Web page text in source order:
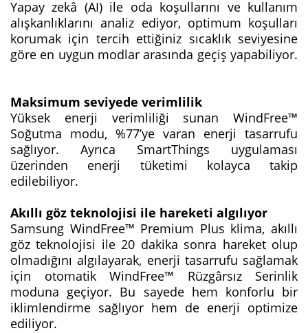
Yapay zekâ (AI) ile oda koşullarını ve kullanım
alışkanlıklarını analiz ediyor, optimum koşulları
korumak için tercih ettiğiniz sıcaklık seviyesine
göre en uygun modlar arasında geçiş yapabiliyor.
Maksimum seviyede verimlilik
Yüksek enerji verimliliği sunan WindFree™
Soğutma modu, %77’ye varan enerji tasarrufu
sağlıyor. Ayrıca SmartThings uygulaması
üzerinden enerji tüketimi kolayca takip
edilebiliyor.
Akıllı göz teknolojisi ile hareketi algılıyor
Samsung WindFree™ Premium Plus klima, akıllı
göz teknolojisi ile 20 dakika sonra hareket olup
olmadığını algılayarak, enerji tasarrufu sağlamak
için otomatik WindFree™ Rüzgârsız Serinlik
moduna geçiyor. Bu sayede hem konforlu bir
iklimlendirme sağlıyor hem de enerji optimize
ediliyor.